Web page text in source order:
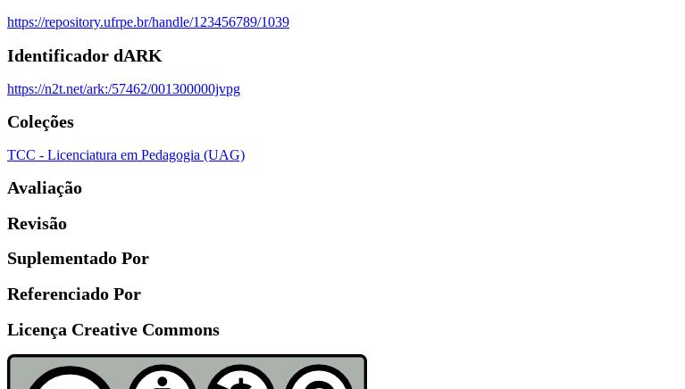
https://repository.ufrpe.br/handle/123456789/1039
Identificador dARK
https://n2t.net/ark:/57462/001300000jvpg
Coleções
TCC - Licenciatura em Pedagogia (UAG)
Avaliação
Revisão
Suplementado Por
Referenciado Por
Licença Creative Commons